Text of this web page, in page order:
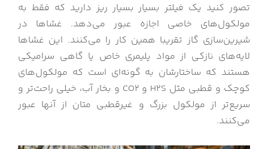
تصور کنید یک فیلتر بسیار بسیار ریز دارید که فقط به
مولکول‌های خاصی اجازه عبور می‌دهد. غشاها در
شیرین‌سازی گاز تقریبا همین کار را می‌کنند. این غشاها
لایه‌های نازکی از مواد پلیمری خاص یا گاهی سرامیکی
هستند که ساختارشان به گونه‌ای است که مولکول‌های
کوچک و قطبی مثل H2S و CO2 و بخار آب، خیلی راحت‌تر و
سریع‌تر از مولکول بزرگ و غیرقطبی متان از آنها عبور
می‌کنند.